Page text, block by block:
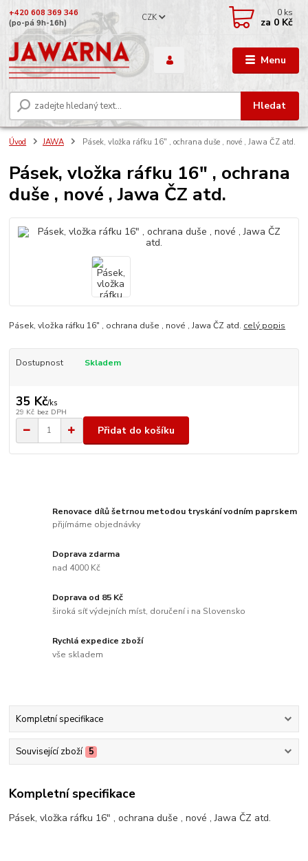
Menu
CZK
Hledat
+420 608 369 346
(po-pá 9h-16h)
0 ks
za 0 Kč
Úvod JAWA Pásek, vložka ráfku 16" , ochrana duše , nové , Jawa ČZ atd.
Pásek, vložka ráfku 16" , ochrana
duše , nové , Jawa ČZ atd.
Pásek, vložka ráfku 16" , ochrana duše , nové , Jawa ČZ atd. celý popis
Dostupnost Skladem
35 Kč/ks
29 Kč bez DPH
Přidat do košíku
Renovace dílů šetrnou metodou tryskání vodním paprskem
přijímáme objednávky
Doprava zdarma
nad 4000 Kč
Doprava od 85 Kč
široká síť výdejních míst, doručení i na Slovensko
Rychlá expedice zboží
vše skladem
Kompletní specifikace
Související zboží 5
Kompletní specifikace
Pásek, vložka ráfku 16" , ochrana duše , nové , Jawa ČZ atd.